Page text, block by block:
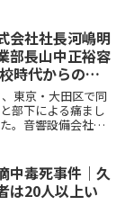
大阪市西成区鶴見
会社社長河嶋明
部長山中正裕容
時代からの旧
東京・大田区で同
部下による痛まし
。音響設備会社の
長・山中正裕容疑
中毒死事件｜久
は20人以上い